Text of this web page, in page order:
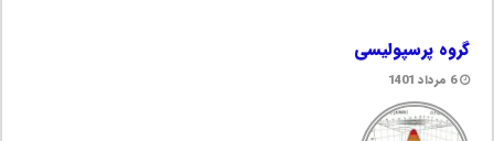
گروه پرسپولیسی
6 مرداد 1401